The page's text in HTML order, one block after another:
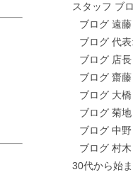
スタッフ ブ
ブログ 遠藤
ブログ 代
ブログ 店
ブログ 齋
ブログ 大
ブログ 菊
ブログ 中
ブログ 村
30代から始